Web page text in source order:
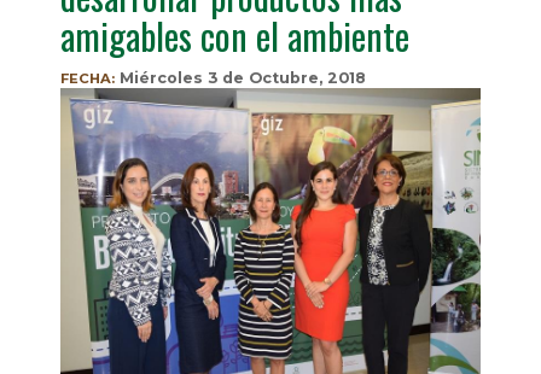
amigables con el ambiente
FECHA: Miércoles 3 de Octubre, 2018